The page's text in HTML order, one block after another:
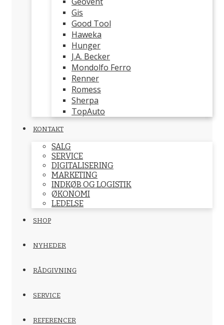
Gis
Good Tool
Haweka
Hunger
J.A. Becker
Mondolfo Ferro
Renner
Romess
Sherpa
TopAuto
KONTAKT
SALG
SERVICE
DIGITALISERING
MARKETING
INDKØB OG LOGISTIK
ØKONOMI
LEDELSE
SHOP
NYHEDER
RÅDGIVNING
SERVICE
REFERENCER